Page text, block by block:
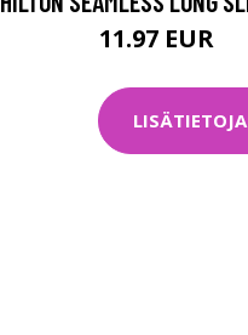
11.97 EUR
LISÄTIETOJA